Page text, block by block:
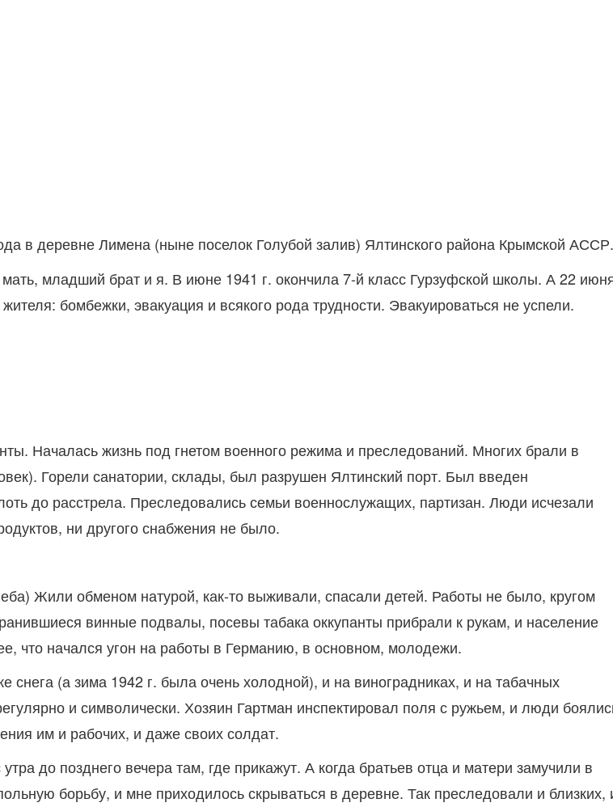
в деревне Лимена (ныне поселок Голубой залив) Ялтинского района Крымской АССР.
младший брат и я. В июне 1941 г. окончила 7-й класс Гурзуфской школы. А 22
бомбежки, эвакуация и всякого рода трудности. Эвакуироваться не успели.
Началась жизнь под гнетом военного режима и преследований. Многих брали в
Горели санатории, склады, был разрушен Ялтинский порт. Был введен
до расстрела. Преследовались семьи военнослужащих, партизан. Люди исчезали
ни другого снабжения не было.
Жили обменом натурой, как-то выживали, спасали детей. Работы не было, кругом
винные подвалы, посевы табака оккупанты прибрали к рукам, и население
что начался угон на работы в Германию, в основном, молодежи.
(а зима 1942 г. была очень холодной), и на виноградниках, и на табачных
и символически. Хозяин Гартман инспектировал поля с ружьем, и люди
им и рабочих, и даже своих солдат.
до позднего вечера там, где прикажут. А когда братьев отца и матери замучили в
борьбу, и мне приходилось скрываться в деревне. Так преследовали и близких,